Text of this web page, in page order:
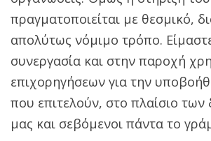
πραγματοποιείται με θεσμικό,
απολύτως νόμιμο τρόπο.
συνεργασία και στην παροχή
επιχορηγήσεων για την
που επιτελούν, στο πλαίσιο
μας και σεβόμενοι πάντα το